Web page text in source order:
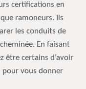
certifications en
ramoneurs. Ils
les conduits de
En faisant
être certains d’avoir
pour vous donner